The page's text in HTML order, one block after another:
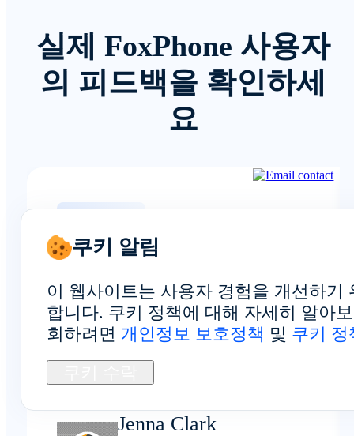
실제 FoxPhone 사용자
의 피드백을 확인하세
요
각 장치는 자체 식별자를 가지고
있어 분리된 상태를 유지하므로,
부탄 계정의 보안을 유지하는 데
도움이 됩니다.
Jenna Clark
쿠키 알림
이 웹사이트는 사용자 경험을 개선하기
합니다. 쿠키 정책에 대해 자세히 알아
회하려면 개인정보 보호정책 및 쿠키 정